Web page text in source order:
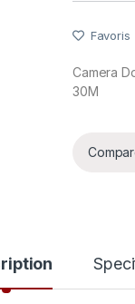
Favoris
Camera
30M